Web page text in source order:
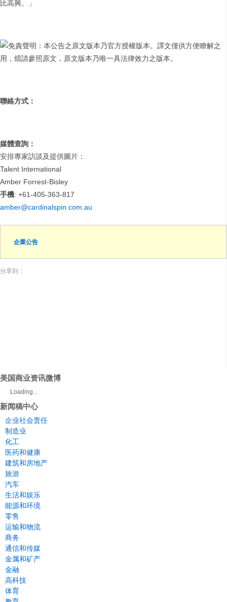
比高興。」
免責聲明：本公告之原文版本乃官方授權版本。譯文僅供方便瞭解之
用，煩請參照原文，原文版本乃唯一具法律效力之版本。
聯絡方式：
媒體查詢：
安排專家訪談及提供圖片：
Talent International
Amber Forrest-Bisley
手機: +61-405-363-817
amber@cardinalspin.com.au
企業公告
分享到：
美国商业资讯微博
Loading...
新闻稿中心
企业社会责任
制造业
化工
医药和健康
建筑和房地产
旅游
汽车
生活和娱乐
能源和环境
零售
运输和物流
商务
通信和传媒
金属和矿产
金融
高科技
体育